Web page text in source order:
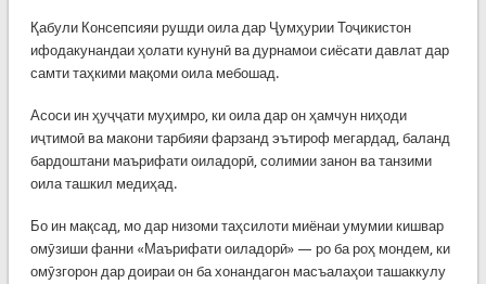
Қабули Консепсияи рушди оила дар Ҷумҳурии Тоҷикистон
ифодакунандаи ҳолати кунунӣ ва дурнамои сиёсати давлат дар
самти таҳкими мақоми оила мебошад.
Асоси ин ҳуҷҷати муҳимро, ки оила дар он ҳамчун ниҳоди
иҷтимоӣ ва макони тарбияи фарзанд эътироф мегардад, баланд
бардоштани маърифати оиладорӣ, солимии занон ва танзими
оила ташкил медиҳад.
Бо ин мақсад, мо дар низоми таҳсилоти миёнаи умумии кишвар
омӯзиши фанни «Маърифати оиладорӣ» — ро ба роҳ мондем, ки
омӯзгорон дар доираи он ба хонандагон масъалаҳои ташаккулу